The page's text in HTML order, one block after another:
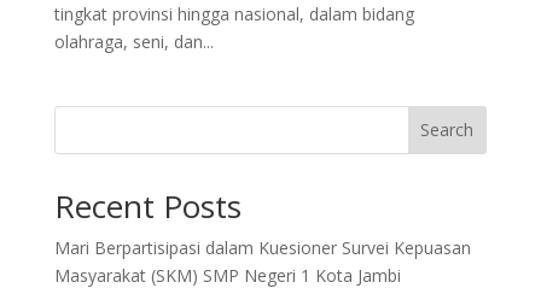
tingkat provinsi hingga nasional, dalam bidang
olahraga, seni, dan...
Search
Recent Posts
Mari Berpartisipasi dalam Kuesioner Survei Kepuasan
Masyarakat (SKM) SMP Negeri 1 Kota Jambi